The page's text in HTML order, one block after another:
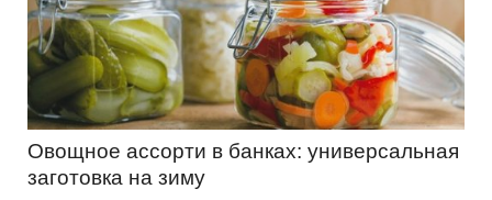
Овощное ассорти в банках: универсальная
заготовка на зиму